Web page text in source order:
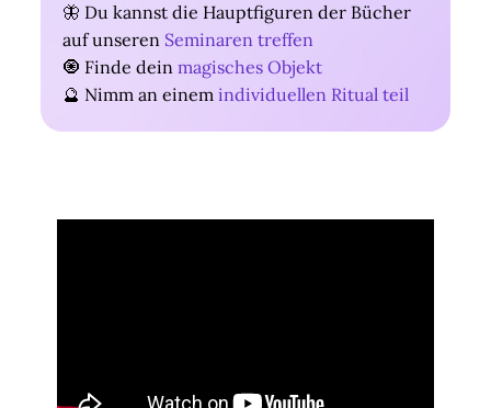
🦋 Du kannst die Hauptfiguren der Bücher
auf unseren Seminaren treffen
🧿 Finde deinmagisches Objekt
🔮 Nimm an einemindividuellen Ritual teil